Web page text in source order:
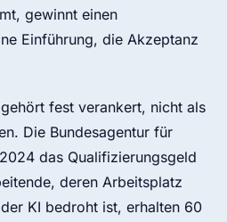
gewinnt einen
Einführung, die Akzeptanz
fest verankert, nicht als
Die Bundesagentur für
das Qualifizierungsgeld
deren Arbeitsplatz
KI bedroht ist, erhalten 60